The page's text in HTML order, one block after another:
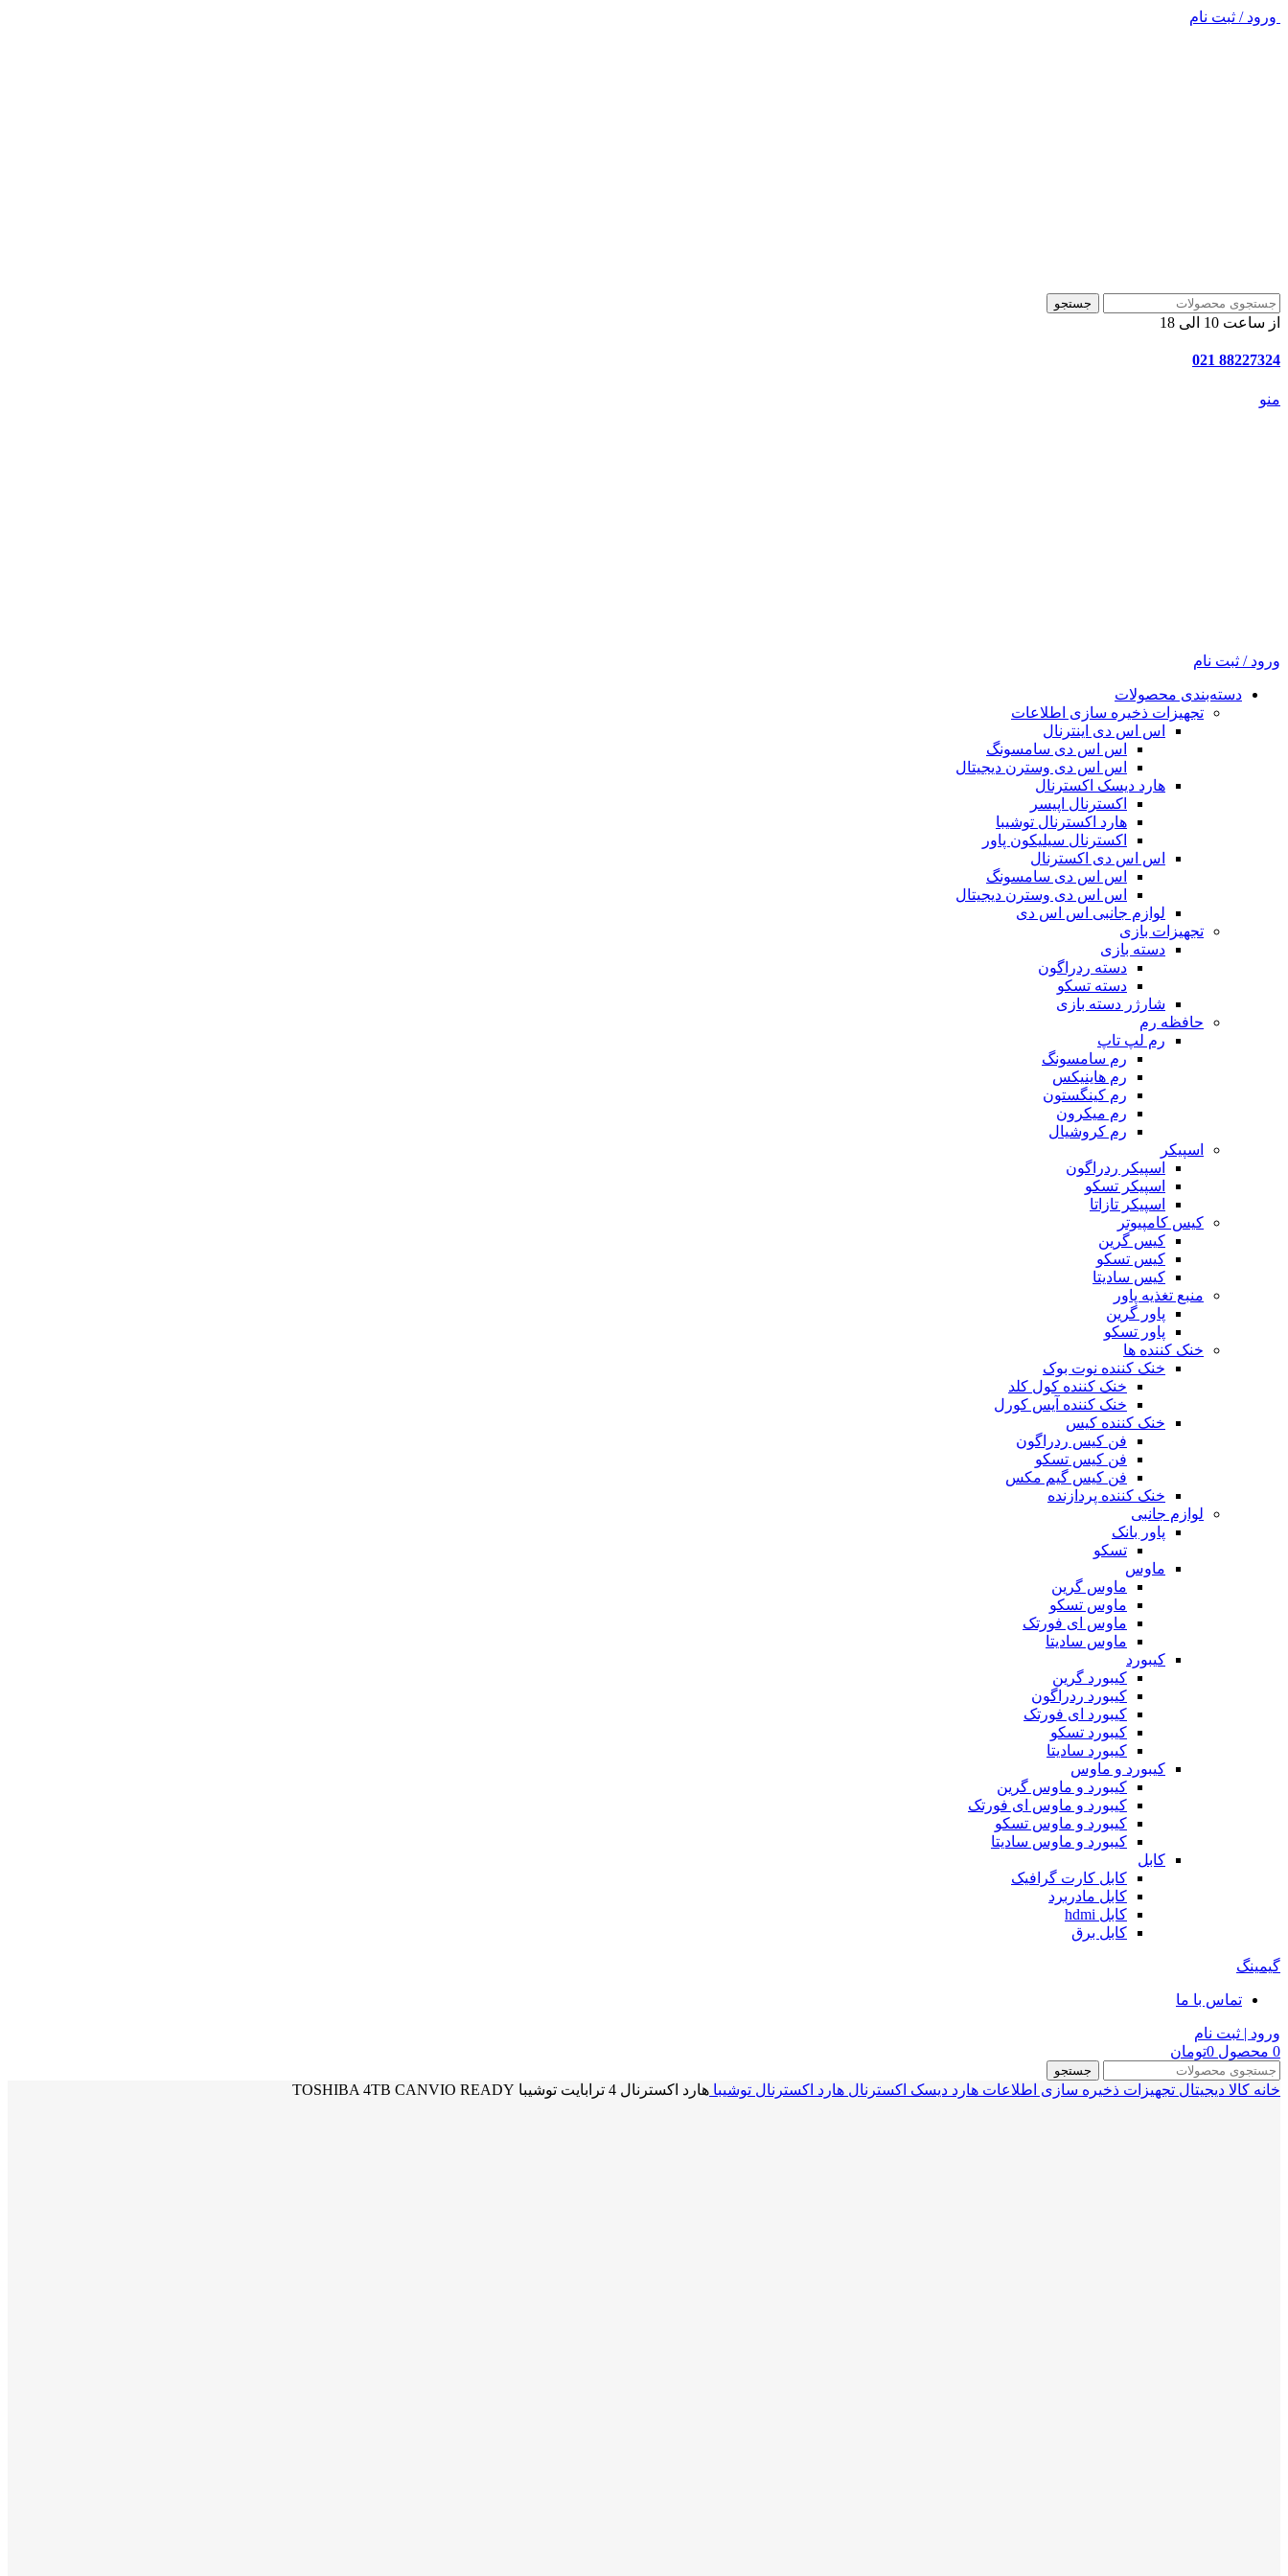
ورود / ثبت نام
جستجو
از ساعت 10 الی 18
88227324 021
منو
ورود / ثبت نام
دسته‌بندی محصولات
تجهیزات ذخیره سازی اطلاعات
اس اس دی اینترنال
اس اس دی سامسونگ
اس اس دی وسترن دیجیتال
هارد دیسک اکسترنال
اکسترنال اپیسر
هارد اکسترنال توشیبا
اکسترنال سیلیکون پاور
اس اس دی اکسترنال
اس اس دی سامسونگ
اس اس دی وسترن دیجیتال
لوازم جانبی اس اس دی
تجهیزات بازی
دسته بازی
دسته ردراگون
دسته تسکو
شارژر دسته بازی
حافظه رم
رم لپ تاپ
رم سامسونگ
رم هاینیکس
رم کینگستون
رم میکرون
رم کروشیال
اسپیکر
اسپیکر ردراگون
اسپیکر تسکو
اسپیکر تازاتا
کیس کامپیوتر
کیس گرین
کیس تسکو
کیس سادیتا
منبع تغذیه‌ پاور
پاور گرین
پاور تسکو
خنک کننده ها
خنک کننده نوت بوک
خنک کننده کول کلد
خنک کننده آیس کورل
خنک کننده کیس
فن کیس ردراگون
فن کیس تسکو
فن کیس گیم مکس
خنک کننده پردازنده
لوازم جانبی
پاور بانک
تسکو
ماوس
ماوس گرین
ماوس تسکو
ماوس ای فورتک
ماوس سادیتا
کیبورد
کیبورد گرین
کیبورد ردراگون
کیبورد ای فورتک
کیبورد تسکو
کیبورد سادیتا
کیبورد و ماوس
کیبورد و ماوس گرین
کیبورد و ماوس ای فورتک
کیبورد و ماوس تسکو
کیبورد و ماوس سادیتا
کابل
کابل کارت گرافیک
کابل مادربرد
کابل hdmi
کابل برق
گیمینگ
تماس با ما
ورود | ثبت نام
0 محصول 0تومان
جستجو
خانه کالا دیجیتال تجهیزات ذخیره سازی اطلاعات هارد دیسک اکسترنال هارد اکسترنال توشیبا هارد اکسترنال 4 ترابایت توشیبا TOSHIBA 4TB CANVIO READY